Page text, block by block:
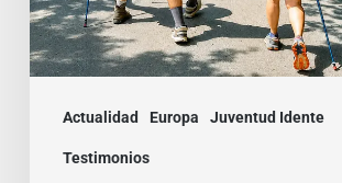
Actualidad Europa Juventud Idente
Testimonios
la
India,